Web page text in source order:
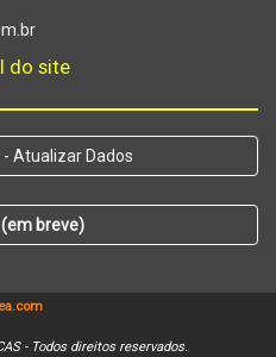
do site
Atualizar Dados
(em breve)
- Todos direitos reservados.